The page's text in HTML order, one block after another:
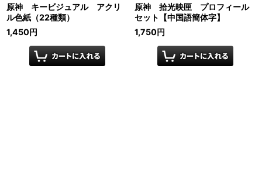
原神 キービジュアル アクリ
ル色紙（22種類）
1,450円
原神 拾光映匣 プロフィール
セット【中国語簡体字】
1,750円